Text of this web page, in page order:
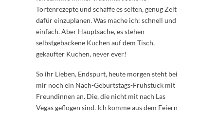
Tortenrezepte und schaffe es selten, genug Zeit
dafür einzuplanen. Was mache ich: schnell und
einfach. Aber Hauptsache, es stehen
selbstgebackene Kuchen auf dem Tisch,
gekaufter Kuchen, never ever!
So ihr Lieben, Endspurt, heute morgen steht bei
mir noch ein Nach-Geburtstags-Frühstück mit
Freundinnen an. Die, die nicht mit nach Las
Vegas geflogen sind. Ich komme aus dem Feiern